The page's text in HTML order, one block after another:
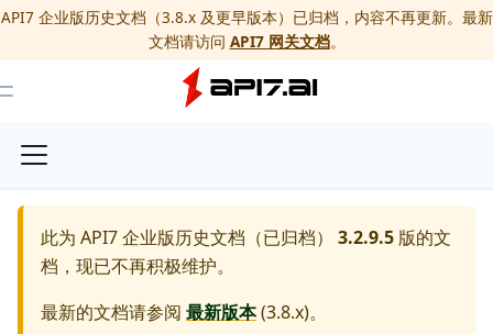
API7 企业版历史文档（3.8.x 及更早版本）已归档，内容不再更新。最新
文档请访问 API7 网关文档。
Toggle Menu
此为 API7 企业版历史文档（已归档） 3.2.9.5 版的文
档，现已不再积极维护。
最新的文档请参阅 最新版本(3.8.x)。